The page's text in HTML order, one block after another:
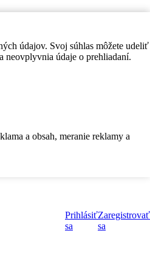
údajov. Svoj súhlas môžete udeliť
neovplyvnia údaje o prehliadaní.
a obsah, meranie reklamy a
Prihlásiť
sa
Zaregistrovať
sa